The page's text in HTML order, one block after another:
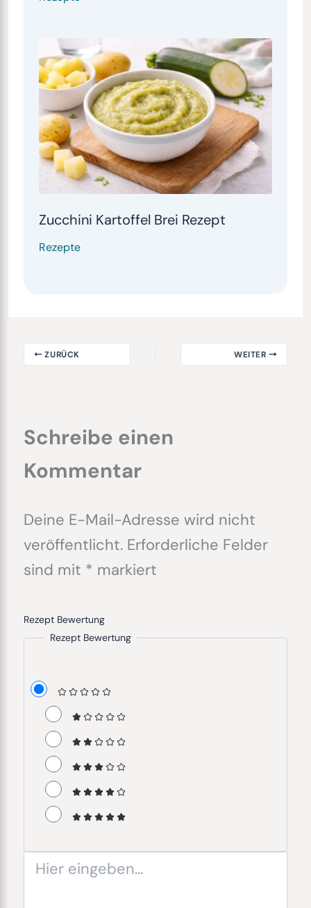
Zucchini Kartoffel Brei Rezept
Rezepte
ZURÜCK WEITER
Schreibe einen
Kommentar
Deine E-Mail-Adresse wird nicht
veröffentlicht. Erforderliche Felder
sind mit * markiert
Rezept Bewertung
Rezept Bewertung
eingeben…